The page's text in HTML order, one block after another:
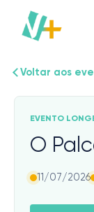
content
Voltar aos
EVENTO
O
11/07/2026